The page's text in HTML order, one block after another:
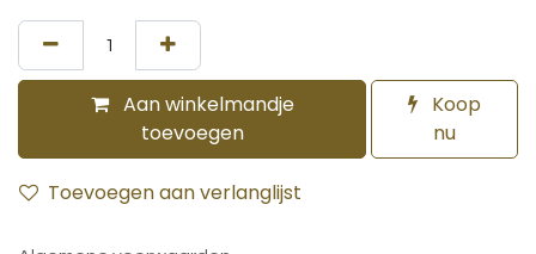
Aan winkelmandje
toevoegen
Koop
nu
Toevoegen aan verlanglijst